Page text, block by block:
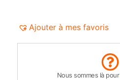
Ajouter à mes favoris
Nous sommes là pour